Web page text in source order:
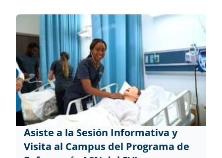
Asiste a la Sesión Informativa y
Visita al Campus del Programa de